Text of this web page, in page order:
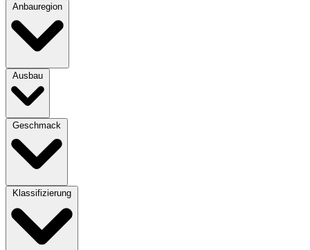
Anbauregion
Ausbau
Geschmack
Klassifizierung